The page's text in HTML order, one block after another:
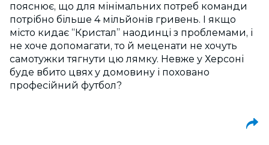
пояснює, що для мінімальних потреб команди
потрібно більше 4 мільйонів гривень. І якщо
місто кидає “Кристал” наодинці з проблемами, і
не хоче допомагати, то й меценати не хочуть
самотужки тягнути цю лямку. Невже у Херсоні
буде вбито цвях у домовину і поховано
професійний футбол?